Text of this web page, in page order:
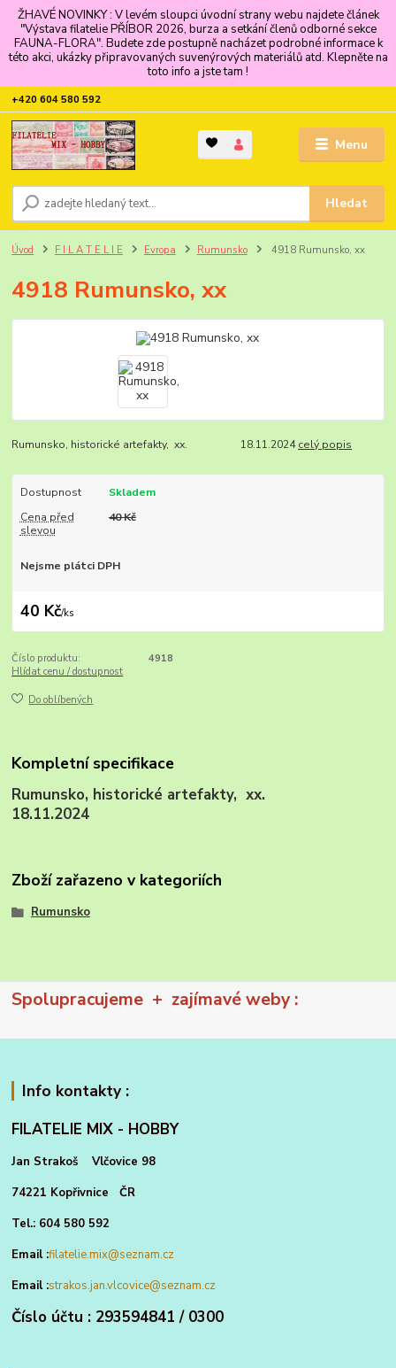
ŽHAVÉ NOVINKY : V levém sloupci úvodní strany webu najdete článek
"Výstava filatelie PŘÍBOR 2026, burza a setkání členů odborné sekce
FAUNA-FLORA". Budete zde postupně nacházet podrobné informace k
této akci, ukázky připravovaných suvenýrových materiálů atd. Klepněte na
toto info a jste tam !
Menu
Hledat
+420 604 580 592
Úvod F I L A T E L I E Evropa Rumunsko 4918 Rumunsko, xx
4918 Rumunsko, xx
Rumunsko, historické artefakty, xx. 18.11.2024celý popis
Dostupnost
Skladem
Cena před
slevou
40 Kč
Nejsme plátci DPH
40 Kč/ks
Číslo produktu:
4918
Hlídat cenu / dostupnost
Do oblíbených
Kompletní specifikace
Rumunsko, historické artefakty, xx.
18.11.2024
Zboží zařazeno v kategoriích
Rumunsko
Spolupracujeme + zajímavé weby :
Info kontakty :
FILATELIE MIX - HOBBY
Jan Strakoš Vlčovice 98
74221 Kopřivnice ČR
Tel.: 604 580 592
Email :filatelie.mix@seznam.cz
Email :strakos.jan.vlcovice@seznam.cz
Číslo účtu : 293594841 / 0300